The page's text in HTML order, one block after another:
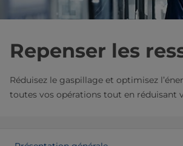
Repenser les
Réduisez le gaspillage et optimisez
toutes vos opérations tout en réduisant